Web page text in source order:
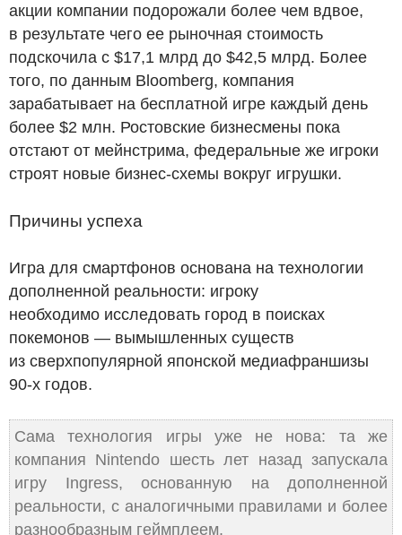
акции компании подорожали более чем вдвое,
в результате чего ее рыночная стоимость
подскочила с $17,1 млрд до $42,5 млрд. Более
того, по данным Bloomberg, компания
зарабатывает на бесплатной игре каждый день
более $2 млн. Ростовские бизнесмены пока
отстают от мейнстрима, федеральные же игроки
строят новые бизнес-схемы вокруг игрушки.
Причины успеха
Игра для смартфонов основана на технологии
дополненной реальности: игроку
необходимо исследовать город в поисках
покемонов — вымышленных существ
из сверхпопулярной японской медиафраншизы
90-х годов.
Сама технология игры уже не нова: та же
компания Nintendo шесть лет назад запускала
игру Ingress, основанную на дополненной
реальности, с аналогичными правилами и более
разнообразным геймплеем.